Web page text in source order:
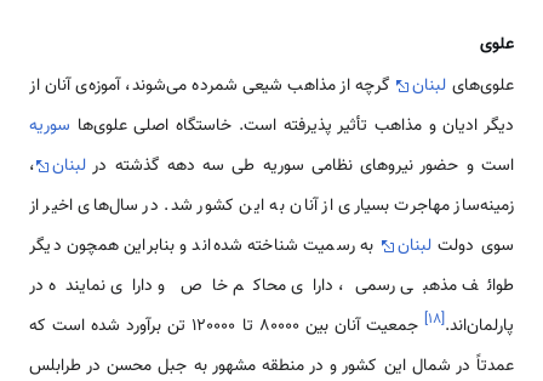
علوی
علوی‌های لبنان
گرچه از مذاهب شیعی شمرده می‌شوند، آموزه‌ی آنان از
دیگر ادیان و مذاهب تأثیر پذیرفته است. خاستگاه اصلی علوی‌ها سوریه
است و حضور نیروهای نظامی‌ سوریه طی سه دهه گذشته در لبنان
،
زمینه‌ساز مهاجرت بسیاری از آنان به این کشور شد. در سال‌های اخیر از
سوی دولتلبنان
به رسمیت شناخته شده‌اند و بنابراین همچون دیگر
طوائف مذهبی رسمی، دارای محاکم خاص و دارای نماینده در
پارلمان‌اند.[۱۸]
جمعیت آنان بین 80000 تا 120000 تن برآورد شده است که
عمدتاً در شمال این کشور و در منطقه مشهور به جبل محسن در طرابلس